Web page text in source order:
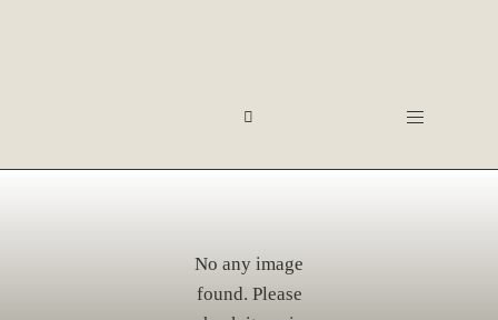
No any image
found. Please